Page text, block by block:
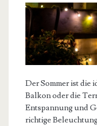
Der Sommer ist die
Balkon oder die
Entspannung und
richtige